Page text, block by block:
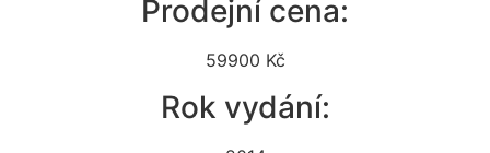
Prodejní cena:
59900 Kč
Rok vydání: